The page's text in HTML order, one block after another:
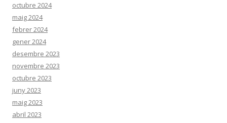
octubre 2024
maig 2024
febrer 2024
gener 2024
desembre 2023
novembre 2023
octubre 2023
juny 2023
maig 2023
abril 2023